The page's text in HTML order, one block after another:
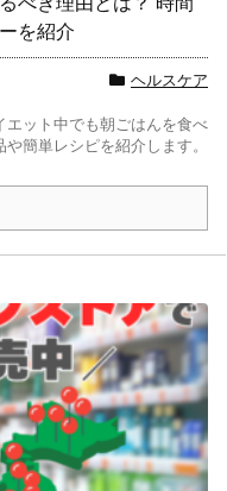
を紹介
ヘルスケア
ット中でも朝ごはんを食べ
簡単レシピを紹介します。